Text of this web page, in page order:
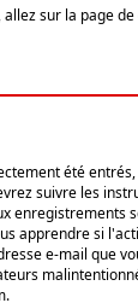
sur la page
été entrés,
suivre les
enregistrements
apprendre si
e-mail que